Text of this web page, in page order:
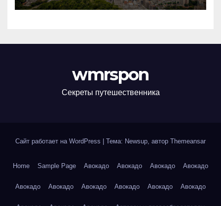
wmrspon
Секреты путешественника
Сайт работает на WordPress Тема: Newsup, автор Themeansar
Home Sample Page Авокадо Авокадо Авокадо Авокадо
Авокадо Авокадо Авокадо Авокадо Авокадо Авокадо